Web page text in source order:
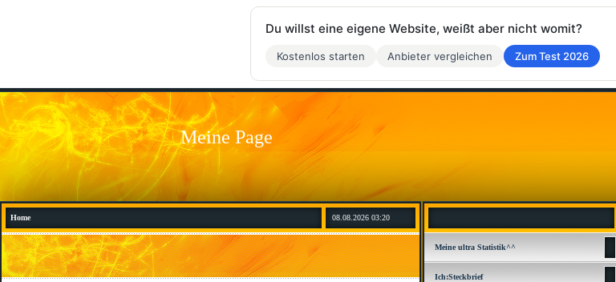
Meine Page
Home 08.08.2026 03:20
Meine ultra Statistik^^
Ich:Steckbrief
Du willst eine eigene Website, weißt aber nicht womit?
Kostenlos starten Anbieter vergleichen Zum Test 2026